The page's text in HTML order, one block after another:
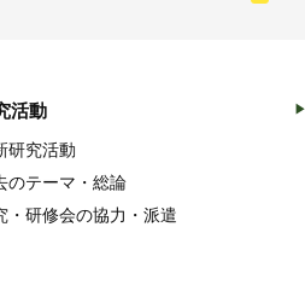
活動
研究活動
のテーマ・総論
・研修会の協力・派遣